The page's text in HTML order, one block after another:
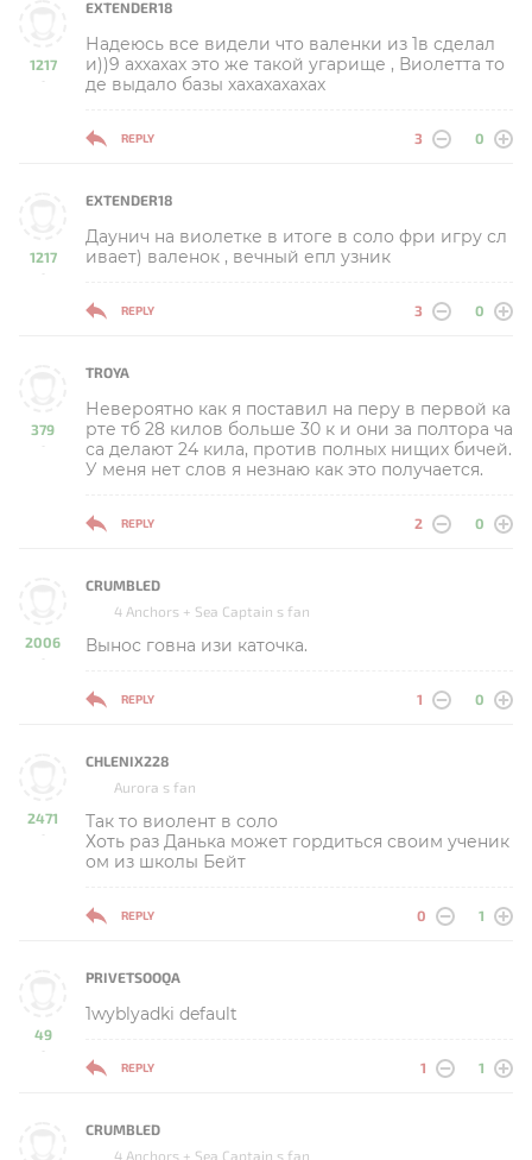
1217
-
EXTENDER18
Надеюсь все видели что валенки из 1в сделал
и))9 аххахах это же такой угарище , Виолетта то
де выдало базы хахахахахах
REPLY 3 0
1217
-
EXTENDER18
Даунич на виолетке в итоге в соло фри игру сл
ивает) валенок , вечный епл узник
REPLY 3 0
379
-
TROYA
Невероятно как я поставил на перу в первой ка
рте тб 28 килов больше 30 к и они за полтора ча
са делают 24 кила, против полных нищих бичей.
У меня нет слов я незнаю как это получается.
REPLY 2 0
2006
-
CRUMBLED
4 Anchors + Sea Captain s fan
Вынос говна изи каточка.
REPLY 1 0
2471
-
CHLENIX228
Aurora s fan
Так то виолент в соло
Хоть раз Данька может гордиться своим ученик
ом из школы Бейт
REPLY 0 1
49
-
PRIVETSOOQA
1wyblyadki default
REPLY 1 1
CRUMBLED
4 Anchors + Sea Captain s fan